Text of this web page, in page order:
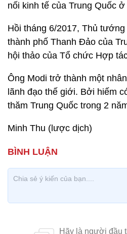
nối kinh tế của Trung Quốc ở
Hồi tháng 6/2017, Thủ
thành phố Thanh Đảo của
hội thảo của Tổ chức Hợp
Ông Modi trở thành một
lãnh đạo thế giới. Bởi hiếm
thăm Trung Quốc trong 2
Minh Thu (lược dịch)